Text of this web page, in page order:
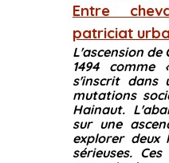
Entre
patriciat
L'ascension
1494
s'inscrit dans
mutations
Hainaut.
sur une
explorer deux
sérieuses.